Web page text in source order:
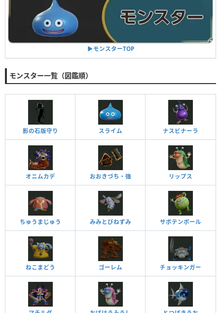
▶︎モンスターTOP
モンスター一覧（図鑑順）
影の石版守り スライム ナスビナーラ
オニムカデ おおきづち・強 リップス
ちゅうまじゅう みみとびねずみ サボテンボール
ねこまどう ゴーレム チョッキンガー